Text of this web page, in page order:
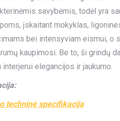
savybėmis, todėl yra
įskaitant mokyklas,
bei intensyviam eismui,
kaupimosi. Be to, ši grindų
elegancijos ir jaukumo.
techninė specifikacija